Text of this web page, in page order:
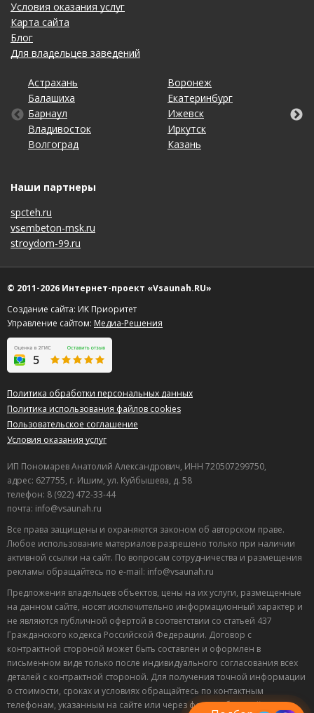
Условия оказания услуг
Карта сайта
Блог
Для владельцев заведений
Астрахань
Балашиха
Барнаул
Владивосток
Волгоград
Воронеж
Екатеринбург
Ижевск
Иркутск
Казань
Калининград
Кемерово
Киров
Краснодар
Красноярск
Липецк
Махачкала
Набережные Челны
Нижний Новгород
Новосибирск
Омск
Оренбург
Пенза
Пермь
Ростов-на-Дону
Рязань
Самара
Санкт-Петербург
Саратов
Ставрополь
Тольятти
Томск
Тула
Тюмень
Ульяновск
Уфа
Хабаровск
Чебоксары
Челябинск
Ярославль
Наши партнеры
spcteh.ru
vsembeton-msk.ru
stroydom-99.ru
© 2011-2026 Интернет-проект «Vsaunah.RU»
Создание сайта: ИК Приоритет
Управление сайтом: Медиа-Решения
Политика обработки персональных данных
Политика использования файлов cookies
Пользовательское соглашение
Условия оказания услуг
ИП Пономарев Анатолий Александрович, ИНН 720507299750,
адрес: 627755, г. Ишим, ул. Куйбышева, д. 58
телефон: 8 (922) 472-33-44
почта: info@vsaunah.ru
Все права защищены и охраняются законом об авторском праве.
Любое использование материалов разрешено только при наличии
активной ссылки на сайт. По вопросам сотрудничества и размещения
рекламы обращайтесь по e-mail: info@vsaunah.ru
Предложения владельцев объектов, цены на их услуги, размещенные
на данном сайте, носят исключительно информационный характер и
не являются публичной офертой в соответствии со статьей 437
Гражданского кодекса Российской Федерации. Договор с
контрактной стороной может быть составлен и оформлен в
письменном виде только после индивидуального согласования всех
деталей с контрактной стороной. Для получения точной информации
о стоимости, сроках и условиях обращайтесь по контактным
телефонам, указанным на сайте или через форму обратной связи.
Лучшие
спецпредложения
саун
Подписывайтесь в Telegram или MAX —
пришлём свежие скидки